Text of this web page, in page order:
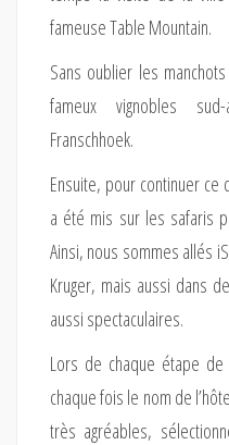
fameuse Table Mountain.
Sans oublier les
fameux vignobles
Franschhoek.
Ensuite, pour continuer ce
a été mis sur les safaris
Ainsi, nous sommes allés
Kruger, mais aussi dans
aussi spectaculaires.
Lors de chaque étape
chaque fois le nom de
très agréables,